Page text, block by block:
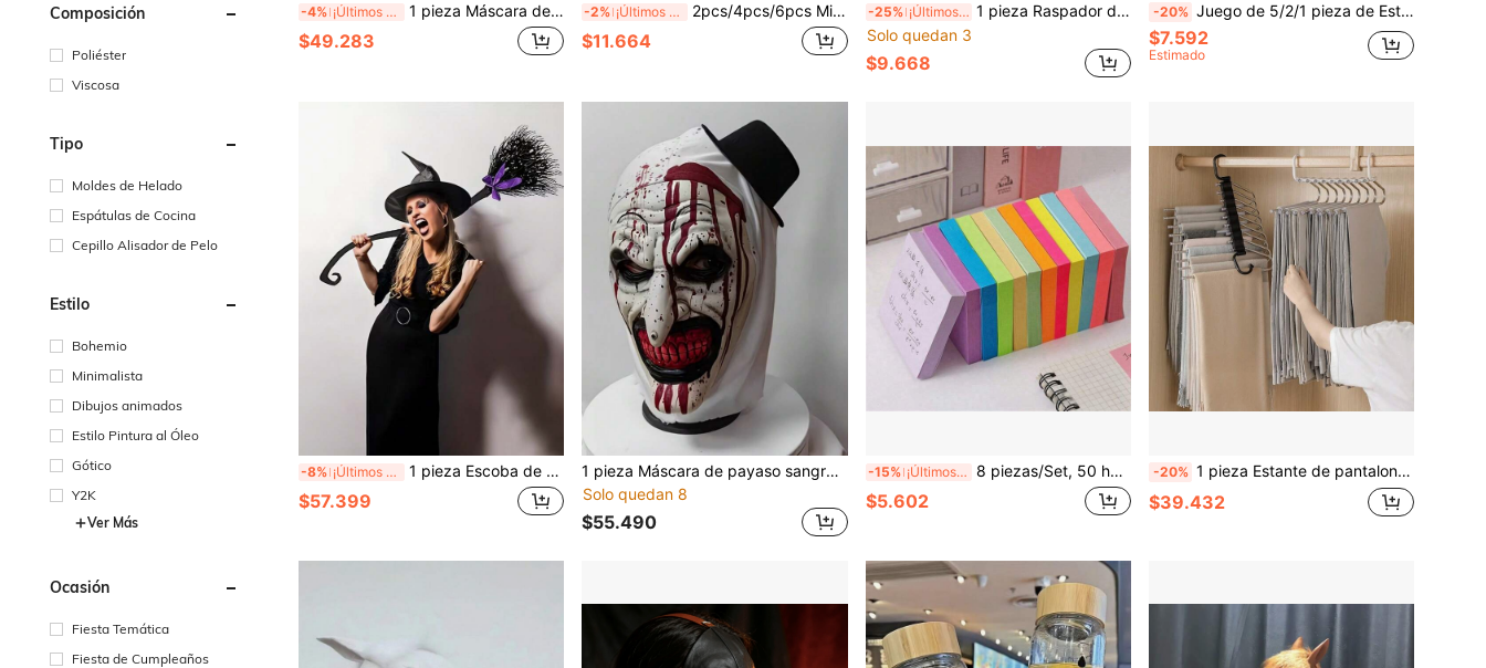
Composición
Poliéster
Viscosa
Tipo
Moldes de Helado
Espátulas de Cocina
Cepillo Alisador de Pelo
Estilo
Bohemio
Minimalista
Dibujos animados
Estilo Pintura al Óleo
Gótico
Y2K
Ver Más
Ocasión
Fiesta Temática
Fiesta de Cumpleaños
-4% ¡Últimos 2 días 1 pieza Máscara de Cuernos de Diablo Cosplay Terror Demonio Asesino Cubierta de Cabeza de Látex, Accesorio de Disfraz de Cara de Fantasma Aterradora para Halloween
$49.283
-2% ¡Últimos 2 días 2pcs/4pcs/6pcs Mini Cañón de Confeti, Tubo de Rociador de Flores Manual para Cumpleaños, Adecuado para Fiesta de Cumpleaños
$11.664
-25% ¡Últimos 2 días 1 pieza Raspador de silicona, Cuchillo para pan de una sola pieza, Cuchillo grande para mezclar ensalada, Esparcidor de mantequilla para hornear, Espátula para pastel de crema
Solo quedan 3
$9.668
-20% Juego de 5/2/1 pieza de Estera para enrollar sushi, Rodillo de bambú para algas de sushi, Herramientas hechas a mano para hacer sushi (Elemento grande, ref. Fig. 8)
$7.592
Estimado
-8% ¡Últimos 3 días 1 pieza Escoba de bruja con cinta, adecuada para escoba de bruja malvada de Halloween, fiesta de disfraces, accesorio de cabina de fotos, accesorio de decoración de Halloween
$57.399
1 pieza Máscara de payaso sangrante de terror de Halloween, perfecta para Halloween, Navidad, accesorios de actuación en fiestas de disfraces y eventos de terror con temática de fiesta
Solo quedan 8
$55.490
-15% ¡Últimos 3 días 8 piezas/Set, 50 hojas/Libro, Bloc de notas publicitarios lindos, Notas adhesivas creativas para estudiantes, Notas de recordatorio, Pegatinas de entrega de papelería, Útiles escolares para el regreso a la escuela
$5.602
-20% 1 pieza Estante de pantalones multicapa de acero inoxidable, percha de ropa plegable para armario, estante de almacenamiento de pantalones, organizador sin deslizamiento perfecto
$39.432